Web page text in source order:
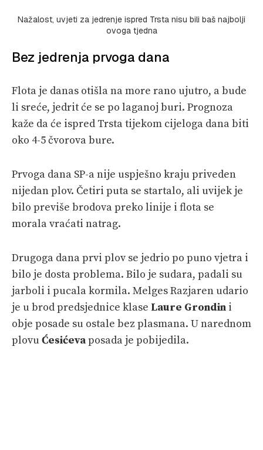
Nažalost, uvjeti za jedrenje ispred Trsta nisu bili baš najbolji
ovoga tjedna
Bez jedrenja prvoga dana
Flota je danas otišla na more rano ujutro, a bude
li sreće, jedrit će se po laganoj buri. Prognoza
kaže da će ispred Trsta tijekom cijeloga dana biti
oko 4-5 čvorova bure.
Prvoga dana SP-a nije uspješno kraju priveden
nijedan plov. Četiri puta se startalo, ali uvijek je
bilo previše brodova preko linije i flota se
morala vraćati natrag.
Drugoga dana prvi plov se jedrio po puno vjetra i
bilo je dosta problema. Bilo je sudara, padali su
jarboli i pucala kormila. Melges Razjaren udario
je u brod predsjednice klase Laure Grondin i
obje posade su ostale bez plasmana. U narednom
plovu Ćesićevaposada je pobijedila.